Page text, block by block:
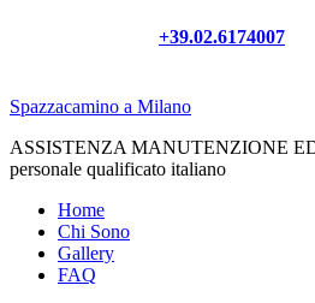
+39.02.6174007
Spazzacamino a Milano
ASSISTENZA MANUTENZIONE
personale qualificato italiano
Home
Chi Sono
Gallery
FAQ